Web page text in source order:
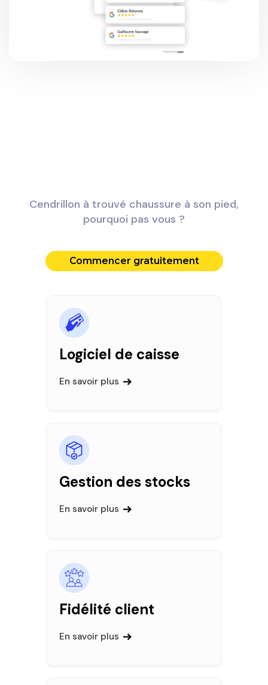
Cendrillon à trouvé chaussure à son pied,
pourquoi pas vous ?
Commencer gratuitement
Logiciel de caisse
En savoir plus
Gestion des stocks
En savoir plus
Fidélité client
En savoir plus